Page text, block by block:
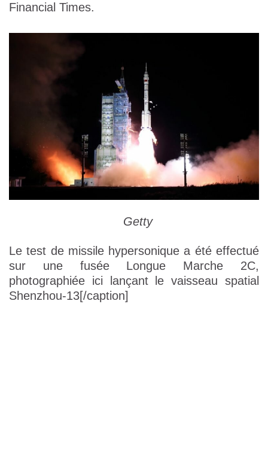
Financial Times.
Getty
Le test de missile hypersonique a été effectué
sur une fusée Longue Marche 2C,
photographiée ici lançant le vaisseau spatial
Shenzhou-13[/caption]